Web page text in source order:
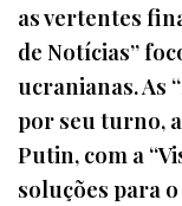
as vertentes
de Notícias”
ucranianas. As
por seu turno,
Putin, com a
soluções para o